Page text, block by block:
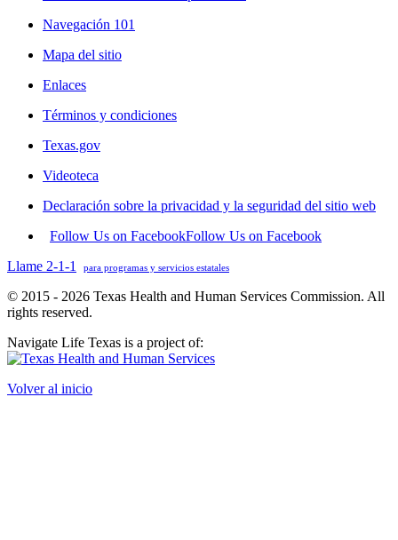
Navegación 101
Mapa del sitio
Enlaces
Términos y condiciones
Texas.gov
Videoteca
Declaración sobre la privacidad y la seguridad del sitio web
Follow Us on FacebookFollow Us on Facebook
Llame 2-1-1
para programas y servicios estatales
© 2015 - 2026 Texas Health and Human Services Commission. All
rights reserved.
Navigate Life Texas is a project of:
Volver al inicio